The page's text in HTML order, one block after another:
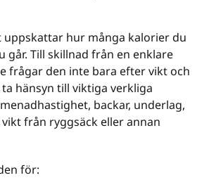
uppskattar hur många kalorier du
går. Till skillnad från en enklare
frågar den inte bara efter vikt och
hänsyn till viktiga verkliga
backar, underlag,
från ryggsäck eller annan
för: